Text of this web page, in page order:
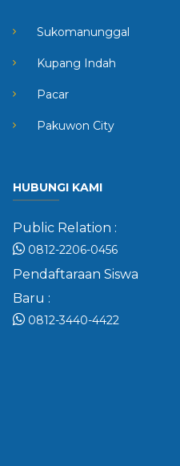
Sukomanunggal
Kupang Indah
Pacar
Pakuwon City
HUBUNGI KAMI
Public Relation :
0812-2206-0456
Pendaftaraan Siswa
Baru :
0812-3440-4422